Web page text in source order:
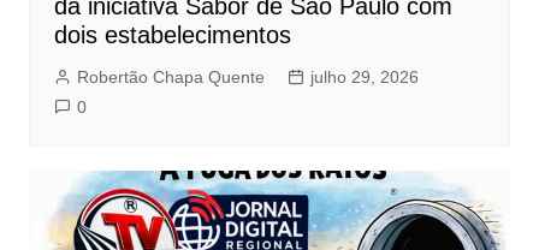
da iniciativa Sabor de São Paulo com
dois estabelecimentos
Robertão Chapa Quente
julho 29, 2026
0